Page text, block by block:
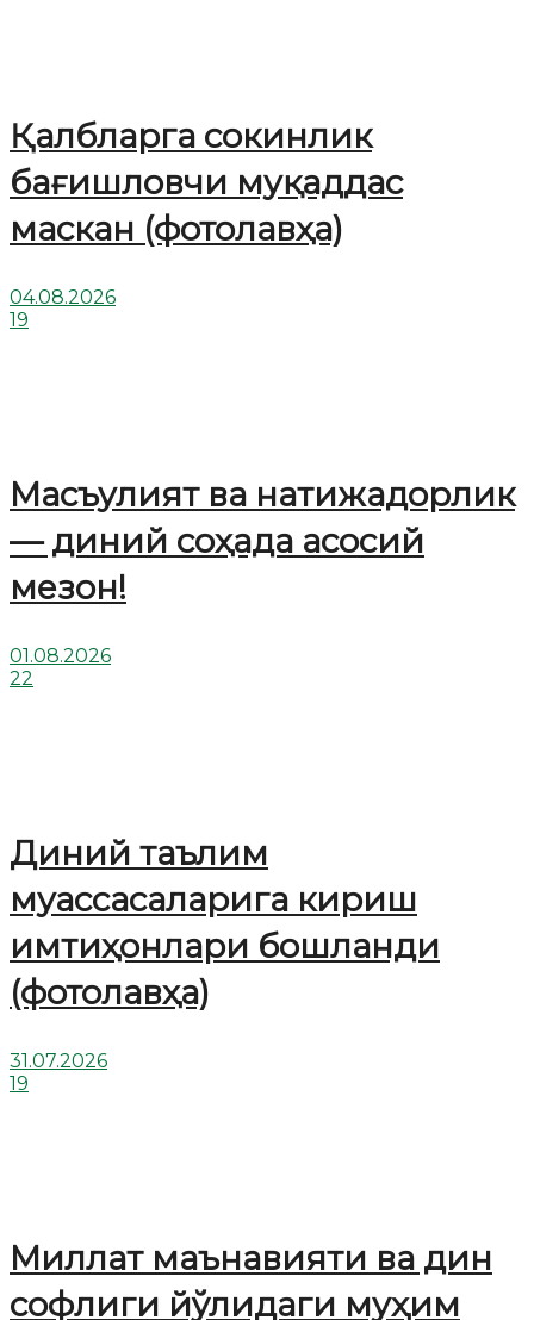
Қалбларга сокинлик
бағишловчи муқаддас
маскан (фотолавҳа)
04.08.2026
19
Масъулият ва натижадорлик
— диний соҳада асосий
мезон!
01.08.2026
22
Диний таълим
муассасаларига кириш
имтиҳонлари бошланди
(фотолавҳа)
31.07.2026
19
Миллат маънавияти ва дин
софлиги йўлидаги муҳим